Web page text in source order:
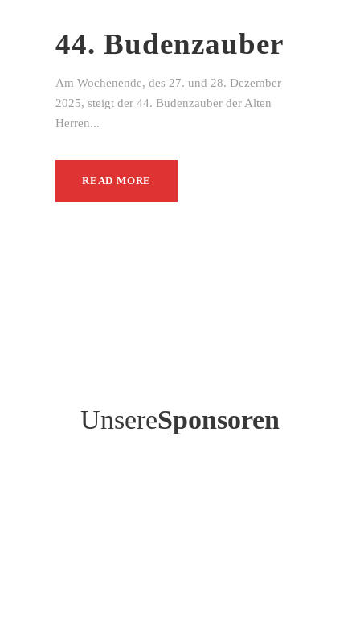
44. Budenzauber
Am Wochenende, des 27. und 28. Dezember
2025, steigt der 44. Budenzauber der Alten
Herren...
READ MORE
UnsereSponsoren